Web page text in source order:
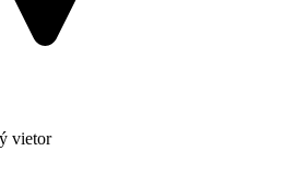
vietor